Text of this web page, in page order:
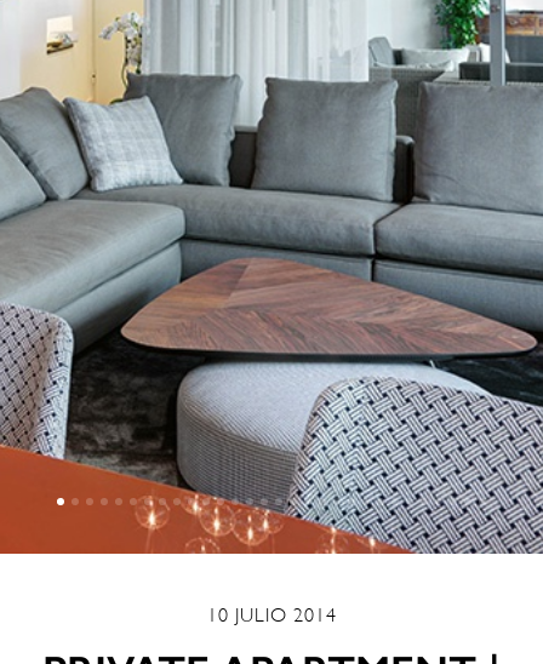
10 JULIO 2014